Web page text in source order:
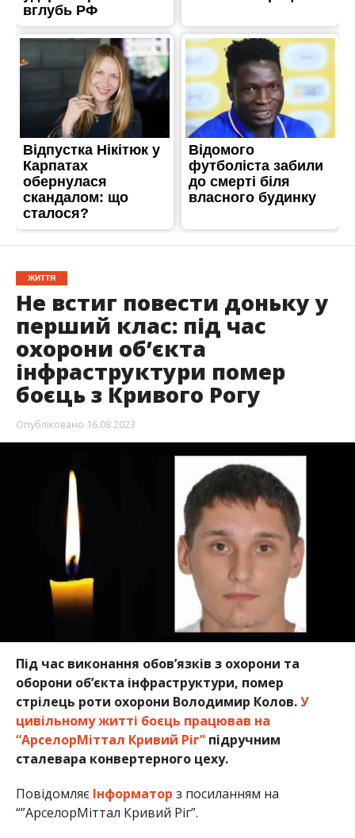
ЖИТТЯ
Не встиг повести доньку у
перший клас: під час
охорони об’єкта
інфраструктури помер
боєць з Кривого Рогу
Опубліковано 16.08.2023
Під час виконання обов’язків з охорони та
оборони об’єкта інфраструктури, помер
стрілець роти охорони Володимир Колов.У
цивільному житті боєць працював на
“АрселорМіттал Кривий Ріг”підручним
сталевара конвертерного цеху.
Повідомляє Інформатор з посиланням на
“”АрселорМіттал Кривий Ріг”.